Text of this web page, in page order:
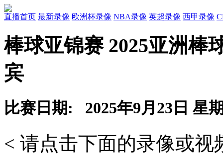
直播首页 最新录像 欧洲杯录像 NBA录像 英超录像 西甲录像
棒球亚锦赛 2025亚洲棒
宾
比赛日期: 2025年9月23日 星
< 请点击下面的录像或